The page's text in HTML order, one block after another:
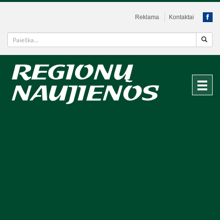
Reklama Kontaktai